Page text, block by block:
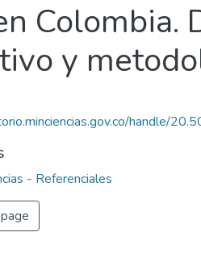
Colombia.
y
handle/
- Referenciales